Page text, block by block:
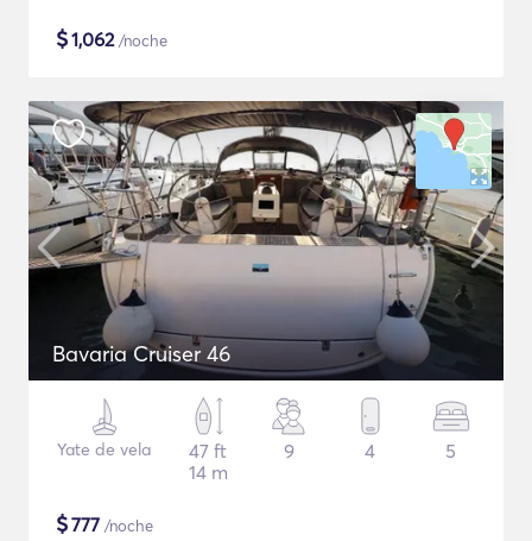
$1,062/noche
Bavaria Cruiser 46
Yate de vela
47 ft
14 m
9 4 5
$777 /noche